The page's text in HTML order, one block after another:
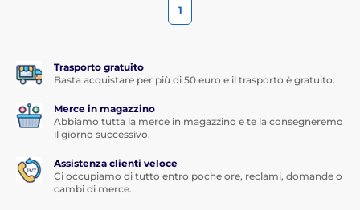
1
Trasporto gratuito
Basta acquistare per più di 50 euro e il trasporto è gratuito.
Merce in magazzino
Abbiamo tutta la merce in magazzino e te la consegneremo
il giorno successivo.
Assistenza clienti veloce
Ci occupiamo di tutto entro poche ore, reclami, domande o
cambi di merce.